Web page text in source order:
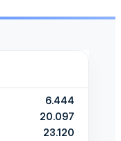
6.444
20.097
23.120